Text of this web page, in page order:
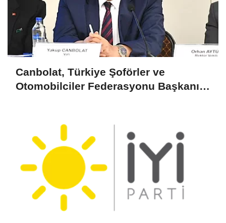
Canbolat, Türkiye Şoförler ve
Otomobilciler Federasyonu Başkanı